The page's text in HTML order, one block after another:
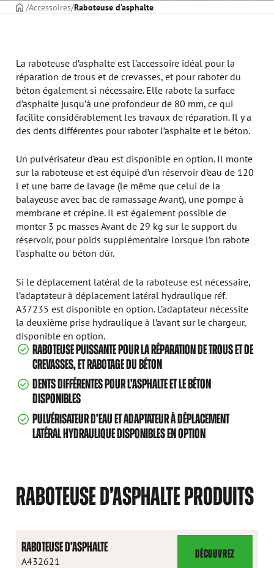
PAGE DE COUVERTURE
Accessoires Raboteuse d’asphalte
La raboteuse d’asphalte est l’accessoire idéal pour la
réparation de trous et de crevasses, et pour raboter du
béton également si nécessaire. Elle rabote la surface
d’asphalte jusqu’à une profondeur de 80 mm, ce qui
facilite considérablement les travaux de réparation. Il y a
des dents différentes pour raboter l’asphalte et le béton.
Un pulvérisateur d’eau est disponible en option. Il monte
sur la raboteuse et est équipé d’un réservoir d’eau de 120
l et une barre de lavage (le même que celui de la
balayeuse avec bac de ramassage Avant), une pompe à
membrane et crépine. Il est également possible de
monter 3 pc masses Avant de 29 kg sur le support du
réservoir, pour poids supplémentaire lorsque l’on rabote
l’asphalte ou béton dûr.
Si le déplacement latéral de la raboteuse est nécessaire,
l’adaptateur à déplacement latéral hydraulique réf.
A37235 est disponible en option. L’adaptateur nécessite
la deuxième prise hydraulique à l’avant sur le chargeur,
disponible en option.
RABOTEUSE PUISSANTE POUR LA RÉPARATION DE TROUS ET DE
CREVASSES, ET RABOTAGE DU BÉTON
DENTS DIFFÉRENTES POUR L’ASPHALTE ET LE BÉTON
DISPONIBLES
PULVÉRISATEUR D’EAU ET ADAPTATEUR À DÉPLACEMENT
LATÉRAL HYDRAULIQUE DISPONIBLES EN OPTION
RABOTEUSE D’ASPHALTE PRODUITS
RABOTEUSE D’ASPHALTE
A432621
DÉCOUVREZ
RABOTEUSE